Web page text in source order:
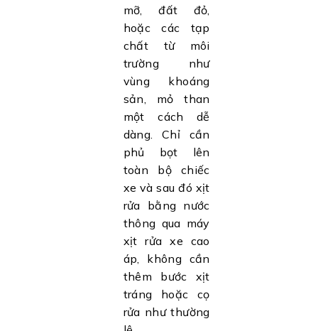
mỡ, đất đỏ,
hoặc các tạp
chất từ môi
trường như
vùng khoáng
sản, mỏ than
một cách dễ
dàng. Chỉ cần
phủ bọt lên
toàn bộ chiếc
xe và sau đó xịt
rửa bằng nước
thông qua máy
xịt rửa xe cao
áp, không cần
thêm bước xịt
tráng hoặc cọ
rửa như thường